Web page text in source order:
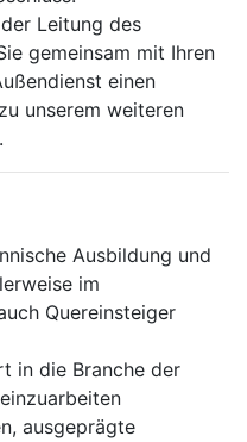
Leitung des
gemeinsam mit Ihren
einen
unserem weiteren
Ausbildung und
im
Quereinsteiger
in die Branche der
ausgeprägte